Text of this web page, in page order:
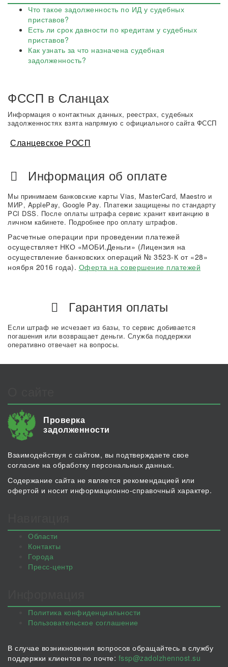
Что такое задолженность по ИД у судебных
приставов?
Есть ли срок давности по кредитам у судебных
приставов?
Как узнать за что назначена судебная
задолженность?
ФССП в Сланцах
Информация о контактных данных, реестрах, судебных
задолженностях взята напрямую с официального сайта ФССП
Сланцевское РОСП
Информация об оплате
Мы принимаем банковские карты Vias, MasterCard, Maestro и
МИР, ApplePay, Google Pay. Платежи защищены по стандарту
PCI DSS. После оплаты штрафа сервис хранит квитанцию в
личном кабинете. Подробнее про оплату штрафов.
Расчетные операции при проведении платежей
осуществляет НКО «МОБИ.Деньги» (Лицензия на
осуществление банковских операций № 3523-К от «28»
ноября 2016 года). Оферта на совершение платежей
Гарантия оплаты
Если штраф не исчезает из базы, то сервис добивается
погашения или возвращает деньги. Служба поддержки
оперативно отвечает на вопросы.
Проверка
задолженности
Взаимодействуя с сайтом, вы подтверждаете свое
согласие на обработку персональных данных.
Содержание сайта не является рекомендацией или
офертой и носит информационно-справочный характер.
Области
Контакты
Города
Пресс-центр
Политика конфиденциальности
Пользовательское соглашение
В случае возникновения вопросов обращайтесь в службу
поддержки клиентов по почте: fssp@zadolzhennost.su